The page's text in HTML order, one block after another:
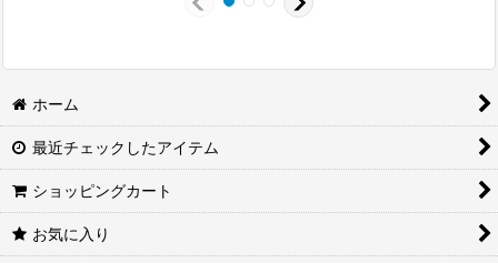
ホーム
最近チェックしたアイテム
ショッピングカート
お気に入り